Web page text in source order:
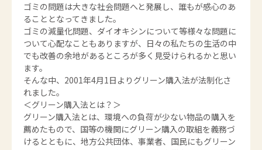
ゴミの問題は大きな社会問題へと発展し、誰もが感心のあ
ることとなってきました。
ゴミの減量化問題、ダイオキシンについて等様々な問題に
ついて心配なこともありますが、日々の私たちの生活の中
でも改善の余地があるところが多く見受けられるかと思い
ます。
そんな中、2001年4月1日よりグリーン購入法が法制化さ
れました。
＜グリーン購入法とは？＞
グリーン購入法とは、環境への負荷が少ない物品の購入を
薦めたもので、国等の機関にグリーン購入の取組を義務づ
けるとともに、地方公共団体、事業者、国民にもグリーン